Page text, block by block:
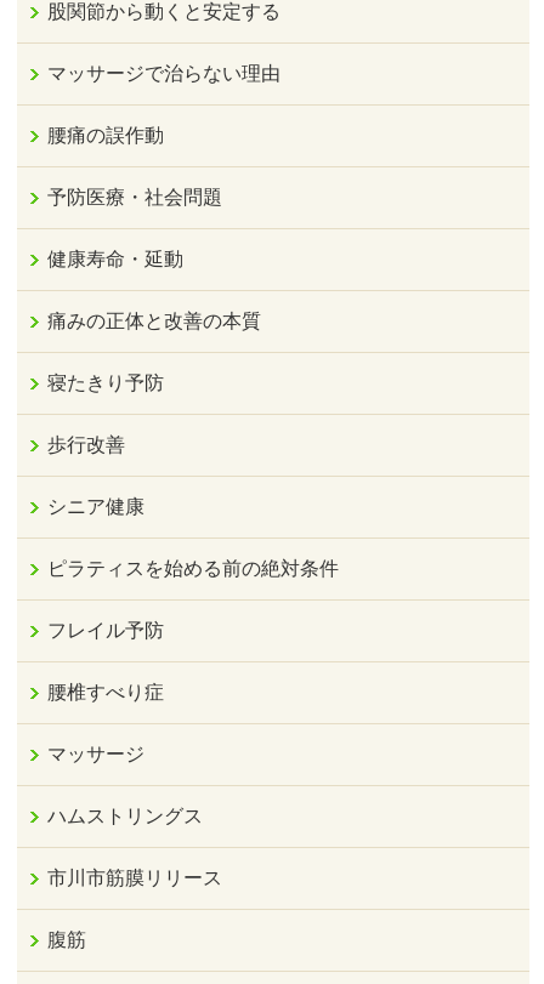
股関節から動くと安定する
マッサージで治らない理由
腰痛の誤作動
予防医療・社会問題
健康寿命・延動
痛みの正体と改善の本質
寝たきり予防
歩行改善
シニア健康
ピラティスを始める前の絶対条件
フレイル予防
腰椎すべり症
マッサージ
ハムストリングス
市川市筋膜リリース
腹筋